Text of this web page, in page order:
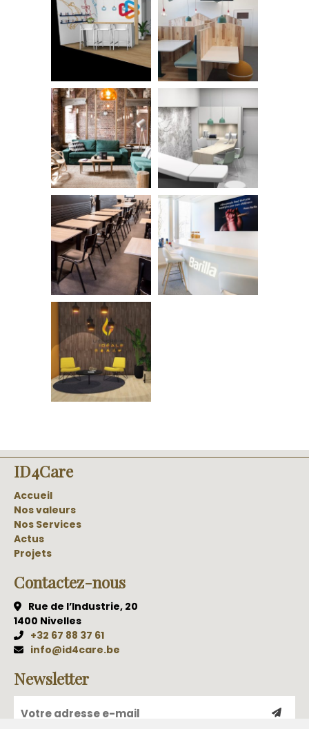
ID4Care
Accueil
Nos valeurs
Nos Services
Actus
Projets
Contactez-nous
Rue de l’Industrie, 20
1400 Nivelles
+32 67 88 37 61
info@id4care.be
Newsletter